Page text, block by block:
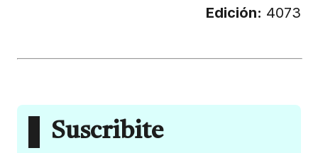
Edición: 4073
Suscribite